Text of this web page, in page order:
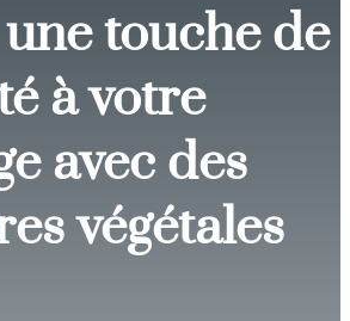
touche de
à votre
avec des
végétales